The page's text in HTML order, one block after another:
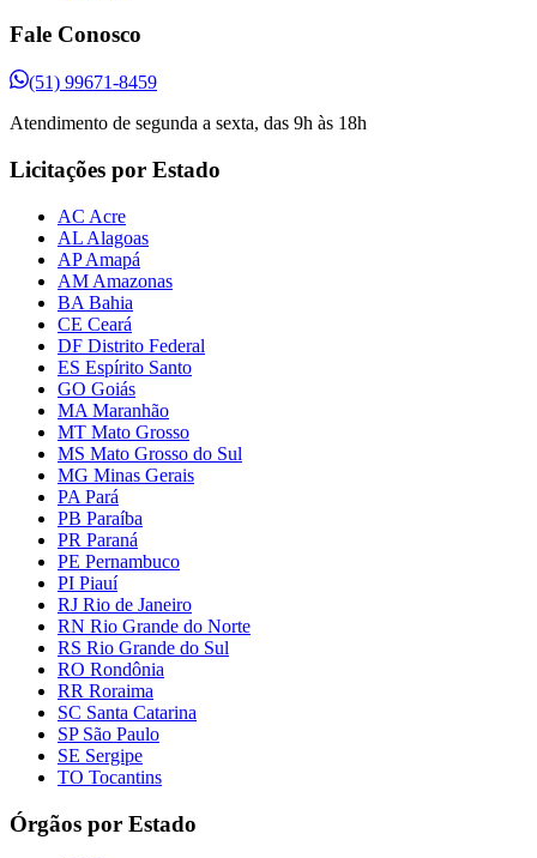
Fale Conosco
(51) 99671-8459
Atendimento de segunda a sexta, das 9h às 18h
Licitações por Estado
AC Acre
AL Alagoas
AP Amapá
AM Amazonas
BA Bahia
CE Ceará
DF Distrito Federal
ES Espírito Santo
GO Goiás
MA Maranhão
MT Mato Grosso
MS Mato Grosso do Sul
MG Minas Gerais
PA Pará
PB Paraíba
PR Paraná
PE Pernambuco
PI Piauí
RJ Rio de Janeiro
RN Rio Grande do Norte
RS Rio Grande do Sul
RO Rondônia
RR Roraima
SC Santa Catarina
SP São Paulo
SE Sergipe
TO Tocantins
Órgãos por Estado